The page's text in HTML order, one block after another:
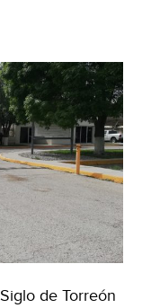
de Torreón